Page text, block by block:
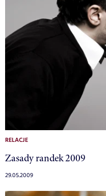
RELACJE
Zasady randek 2009
29.05.2009